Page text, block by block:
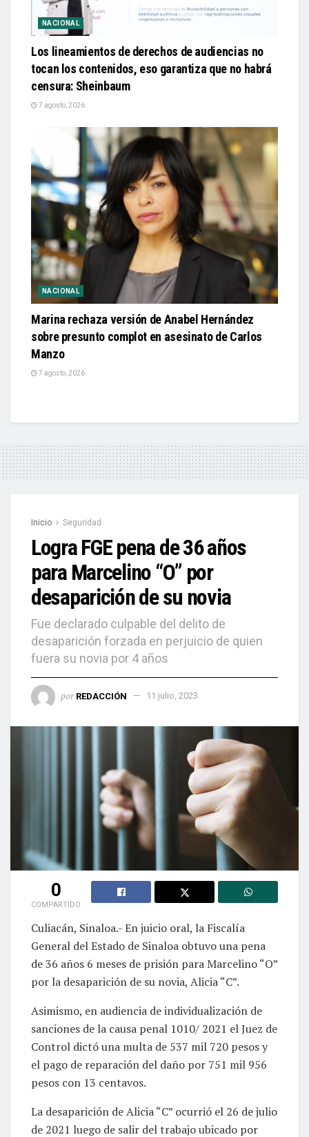
NACIONAL
Los lineamientos de derechos de audiencias no
tocan los contenidos, eso garantiza que no habrá
censura: Sheinbaum
7 agosto, 2026
NACIONAL
Marina rechaza versión de Anabel Hernández
sobre presunto complot en asesinato de Carlos
Manzo
7 agosto, 2026
Inicio Seguridad
Logra FGE pena de 36 años
para Marcelino “O” por
desaparición de su novia
Fue declarado culpable del delito de
desaparición forzada en perjuicio de quien
fuera su novia por 4 años
por REDACCIÓN 11 julio, 2023
0
COMPARTIDO
Culiacán, Sinaloa.- En juicio oral, la Fiscalía
General del Estado de Sinaloa obtuvo una pena
de 36 años 6 meses de prisión para Marcelino “O”
por la desaparición de su novia, Alicia “C”.
Asimismo, en audiencia de individualización de
sanciones de la causa penal 1010/ 2021 el Juez de
Control dictó una multa de 537 mil 720 pesos y
el pago de reparación del daño por 751 mil 956
pesos con 13 centavos.
La desaparición de Alicia “C” ocurrió el 26 de julio
de 2021 luego de salir del trabajo ubicado por